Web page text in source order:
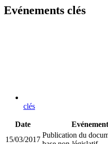
Evénements clés
clés
Date Evénement
15/03/2017
Publication du